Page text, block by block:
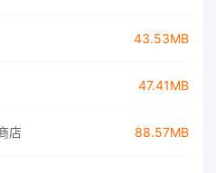
43.53MB
47.41MB
店 88.57MB